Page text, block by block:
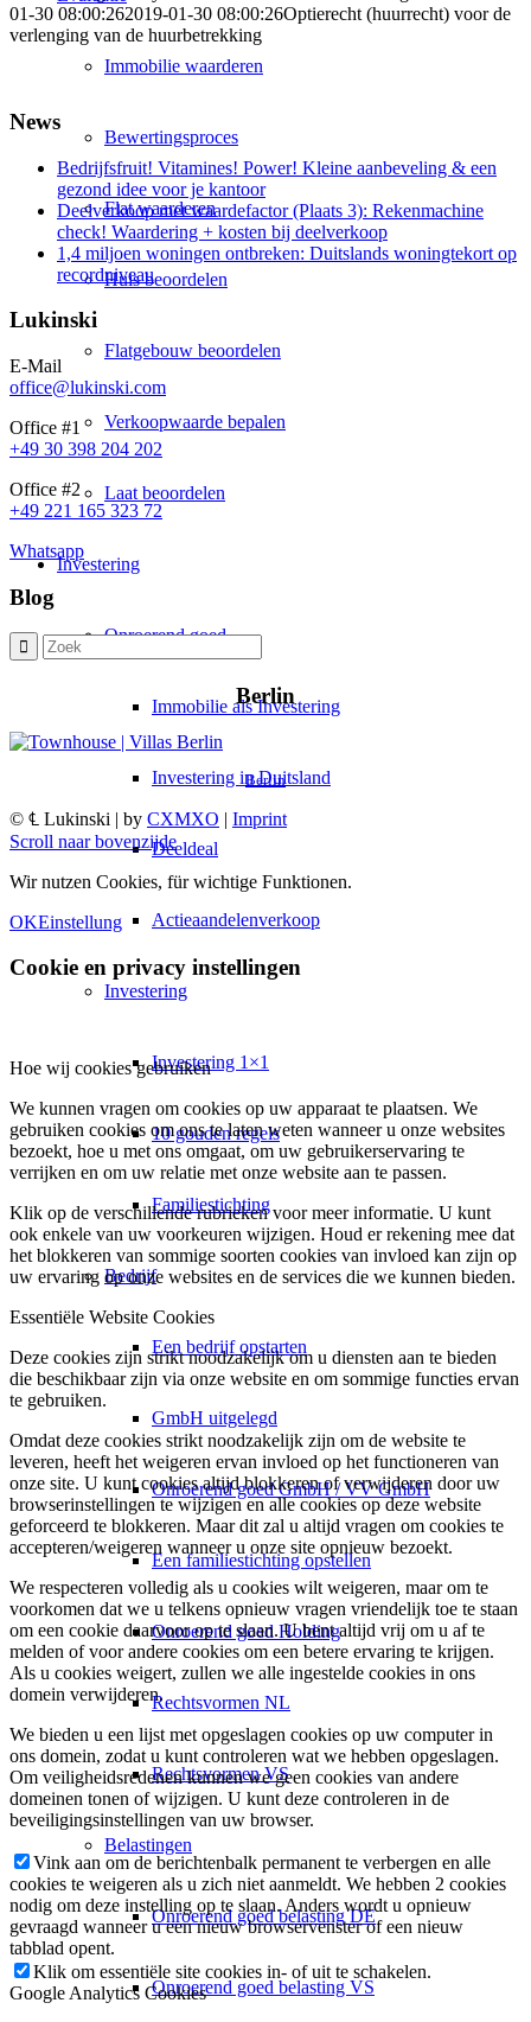
Immobilie waarderen
Bewertingsproces
Flat waarderen
Huis beoordelen
Flatgebouw beoordelen
Verkoopwaarde bepalen
Laat beoordelen
Investering
Onroerend goed
Immobilie als Investering
Investering in Duitsland
Deeldeal
Actieaandelenverkoop
Investering
Investering 1×1
10 gouden regels
Familiestichting
Bedrijf
Een bedrijf opstarten
GmbH uitgelegd
Onroerend goed GmbH / VV GmbH
Een familiestichting opstellen
Onroerend goed Holding
Rechtsvormen NL
Rechtsvormen VS
Belastingen
Onroerend goed belasting DE
Onroerend goed belasting VS
01-30 08:00:262019-01-30 08:00:26Optierecht (huurrecht) voor de
verlenging van de huurbetrekking
News
Bedrijfsfruit! Vitamines! Power! Kleine aanbeveling & een
gezond idee voor je kantoor
Deelverkoop met waardefactor (Plaats 3): Rekenmachine
check! Waardering + kosten bij deelverkoop
1,4 miljoen woningen ontbreken: Duitslands woningtekort op
recordniveau
Lukinski
E-Mail
office@lukinski.com
Office #1
+49 30 398 204 202
Office #2
+49 221 165 323 72
Whatsapp
Blog
Berlin
Berlin
© ℄ Lukinski | by CXMXO | Imprint
Scroll naar bovenzijde
Wir nutzen Cookies, für wichtige Funktionen.
OKEinstellung
Cookie en privacy instellingen
Hoe wij cookies gebruiken
We kunnen vragen om cookies op uw apparaat te plaatsen. We
gebruiken cookies om ons te laten weten wanneer u onze websites
bezoekt, hoe u met ons omgaat, om uw gebruikerservaring te
verrijken en om uw relatie met onze website aan te passen.
Klik op de verschillende rubrieken voor meer informatie. U kunt
ook enkele van uw voorkeuren wijzigen. Houd er rekening mee dat
het blokkeren van sommige soorten cookies van invloed kan zijn op
uw ervaring op onze websites en de services die we kunnen bieden.
Essentiële Website Cookies
Deze cookies zijn strikt noodzakelijk om u diensten aan te bieden
die beschikbaar zijn via onze website en om sommige functies ervan
te gebruiken.
Omdat deze cookies strikt noodzakelijk zijn om de website te
leveren, heeft het weigeren ervan invloed op het functioneren van
onze site. U kunt cookies altijd blokkeren of verwijderen door uw
browserinstellingen te wijzigen en alle cookies op deze website
geforceerd te blokkeren. Maar dit zal u altijd vragen om cookies te
accepteren/weigeren wanneer u onze site opnieuw bezoekt.
We respecteren volledig als u cookies wilt weigeren, maar om te
voorkomen dat we u telkens opnieuw vragen vriendelijk toe te staan
om een cookie daarvoor op te slaan. U bent altijd vrij om u af te
melden of voor andere cookies om een betere ervaring te krijgen.
Als u cookies weigert, zullen we alle ingestelde cookies in ons
domein verwijderen.
We bieden u een lijst met opgeslagen cookies op uw computer in
ons domein, zodat u kunt controleren wat we hebben opgeslagen.
Om veiligheidsredenen kunnen we geen cookies van andere
domeinen tonen of wijzigen. U kunt deze controleren in de
beveiligingsinstellingen van uw browser.
Vink aan om de berichtenbalk permanent te verbergen en alle
cookies te weigeren als u zich niet aanmeldt. We hebben 2 cookies
nodig om deze instelling op te slaan. Anders wordt u opnieuw
gevraagd wanneer u een nieuw browservenster of een nieuw
tabblad opent.
Klik om essentiële site cookies in- of uit te schakelen.
Google Analytics Cookies